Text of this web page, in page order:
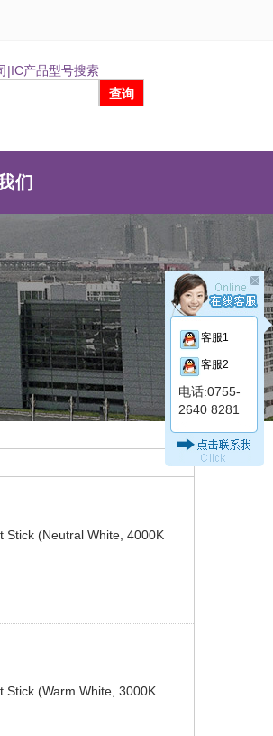
|IC产品型号搜索
们
Stick (Neutral White, 4000K
Stick (Warm White, 3000K
客服1
客服2
电话:0755-
2640 8281